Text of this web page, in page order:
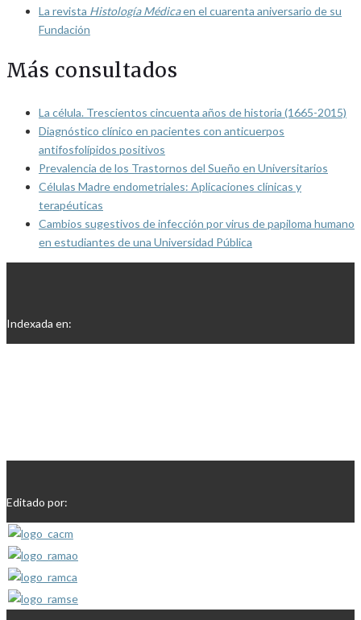
La revista Histología Médicaen el cuarenta aniversario de su
Fundación
Más consultados
La célula. Trescientos cincuenta años de historia (1665-2015)
Diagnóstico clínico en pacientes con anticuerpos
antifosfolípidos positivos
Prevalencia de los Trastornos del Sueño en Universitarios
Células Madre endometriales: Aplicaciones clínicas y
terapéuticas
Cambios sugestivos de infección por virus de papiloma humano
en estudiantes de una Universidad Pública
Indexada en:
Editado por: